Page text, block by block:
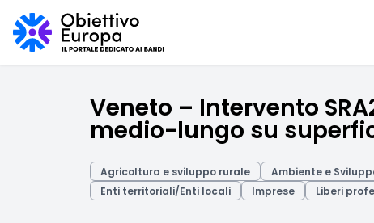
Veneto – Intervento
medio-lungo su
Agricoltura e sviluppo rurale Ambiente e
Enti territoriali/Enti locali
Imprese Liberi